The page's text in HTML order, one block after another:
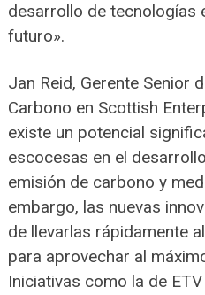
desarrollo de tecnologías
futuro».
Jan Reid, Gerente Senior
Carbono en Scottish
existe un potencial
escocesas en el
emisión de carbono y
embargo, las nuevas
de llevarlas rápidamente
para aprovechar al
Iniciativas como la de